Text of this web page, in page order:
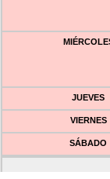
JUEVES
VIERNES
SÁBADO